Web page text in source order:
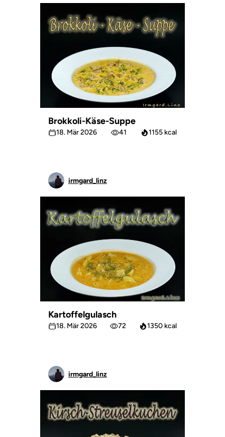
Brokkoli-Käse-Suppe
18. Mär 2026 41 1155 kcal
irmgard_linz
Kartoffelgulasch
18. Mär 2026 72 1350 kcal
irmgard_linz